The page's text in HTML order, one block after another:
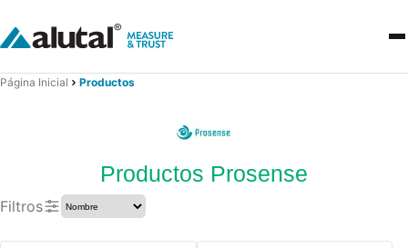
Página Inicial Productos
Productos Prosense
Filtros